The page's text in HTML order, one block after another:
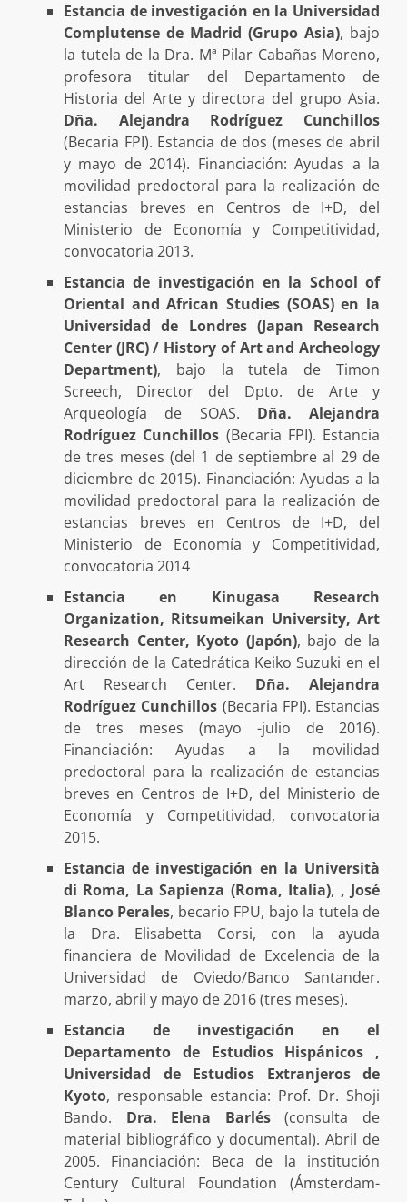
Estancia de investigación en la Universidad
Complutense de Madrid (Grupo Asia), bajo
la tutela de la Dra. Mª Pilar Cabañas Moreno,
profesora titular del Departamento de
Historia del Arte y directora del grupo Asia.
Dña. Alejandra Rodríguez Cunchillos
(Becaria FPI). Estancia de dos (meses de abril
y mayo de 2014). Financiación: Ayudas a la
movilidad predoctoral para la realización de
estancias breves en Centros de I+D, del
Ministerio de Economía y Competitividad,
convocatoria 2013.
Estancia de investigación en la School of
Oriental and African Studies (SOAS) en la
Universidad de Londres (Japan Research
Center (JRC) / History of Art and Archeology
Department), bajo la tutela de Timon
Screech, Director del Dpto. de Arte y
Arqueología de SOAS. Dña. Alejandra
Rodríguez Cunchillos (Becaria FPI). Estancia
de tres meses (del 1 de septiembre al 29 de
diciembre de 2015). Financiación: Ayudas a la
movilidad predoctoral para la realización de
estancias breves en Centros de I+D, del
Ministerio de Economía y Competitividad,
convocatoria 2014
Estancia en Kinugasa Research
Organization, Ritsumeikan University, Art
Research Center, Kyoto (Japón), bajo de la
dirección de la Catedrática Keiko Suzuki en el
Art Research Center. Dña. Alejandra
Rodríguez Cunchillos (Becaria FPI). Estancias
de tres meses (mayo -julio de 2016).
Financiación: Ayudas a la movilidad
predoctoral para la realización de estancias
breves en Centros de I+D, del Ministerio de
Economía y Competitividad, convocatoria
2015.
Estancia de investigación en la Università
di Roma, La Sapienza (Roma, Italia), , José
Blanco Perales, becario FPU, bajo la tutela de
la Dra. Elisabetta Corsi, con la ayuda
financiera de Movilidad de Excelencia de la
Universidad de Oviedo/Banco Santander.
marzo, abril y mayo de 2016 (tres meses).
Estancia de investigación en el
Departamento de Estudios Hispánicos ,
Universidad de Estudios Extranjeros de
Kyoto, responsable estancia: Prof. Dr. Shoji
Bando. Dra. Elena Barlés(consulta de
material bibliográfico y documental). Abril de
2005. Financiación: Beca de la institución
Century Cultural Foundation (Ámsterdam-